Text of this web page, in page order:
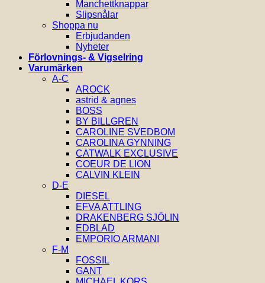
Manchettknappar
Slipsnålar
Shoppa nu
Erbjudanden
Nyheter
Förlovnings- & Vigselring
Varumärken
A-C
AROCK
astrid & agnes
BOSS
BY BILLGREN
CAROLINE SVEDBOM
CAROLINA GYNNING
CATWALK EXCLUSIVE
COEUR DE LION
CALVIN KLEIN
D-E
DIESEL
EFVA ATTLING
DRAKENBERG SJÖLIN
EDBLAD
EMPORIO ARMANI
F-M
FOSSIL
GANT